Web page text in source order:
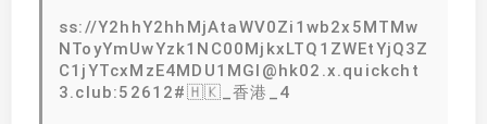
ss://Y2hhY2hhMjAtaWV0Zi1wb2x5MTMw
NToyYmUwYzk1NC00MjkxLTQ1ZWEtYjQ3Z
C1jYTcxMzE4MDU1MGI@hk02.x.quickcht
3.club:52612#🇭🇰_香港_4